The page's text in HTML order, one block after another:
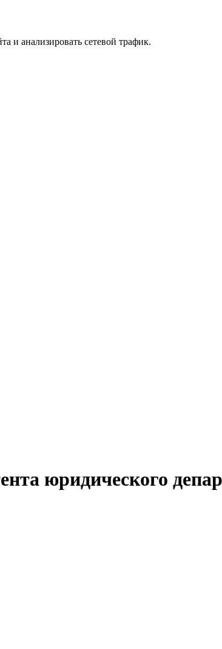
и анализировать сетевой трафик.
юридического